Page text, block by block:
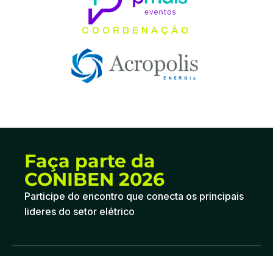
COORDENAÇÃO
Faça parte da
CONIBEN 2026
Participe do encontro que conecta os principais
lideres do setor elétrico